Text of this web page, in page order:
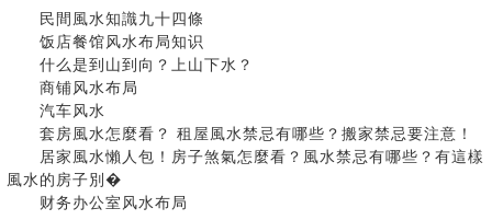
(兔
生
肖
运
程
(鼠
牛
虎)
生
肖
运
程
(鸡
狗
猪)
生
肖
运
羊
猴)
法
(一)
析
(
民間風水知識九十四條
饭店餐馆风水布局知识
什么是到山到向？上山下水？
商铺风水布局
汽车风水
套房風水怎麼看？ 租屋風水禁忌有哪些？搬家禁忌要注意！
居家風水懶人包！房子煞氣怎麼看？風水禁忌有哪些？有這樣
風水的房子別�
财务办公室风水布局